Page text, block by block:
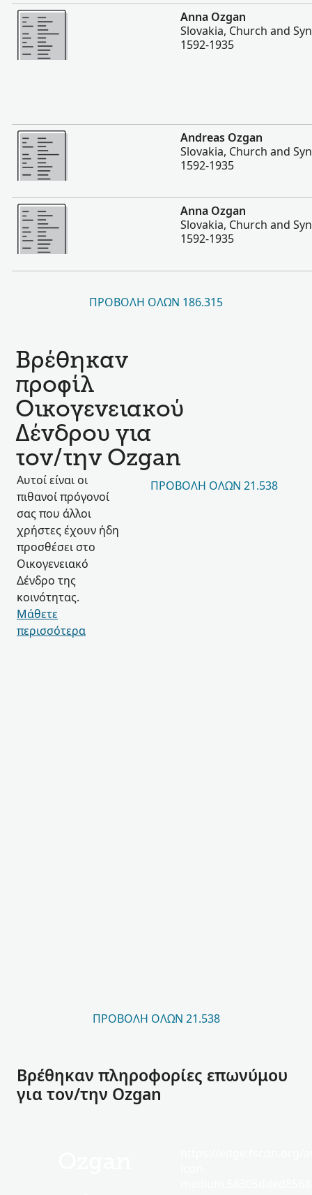
Περισσότερα
Anna Ozgan
Slovakia, Church and
1592-1935
Περισσότερα
Andreas Ozgan
Slovakia, Church and
1592-1935
Περισσότερα
Anna Ozgan
Slovakia, Church and
1592-1935
ΠΡΟΒΟΛΉ ΌΛΩΝ 186.315
Βρέθηκαν
προφίλ
Οικογενειακού
Δένδρου για
τον/την Ozgan
Αυτοί είναι οι
πιθανοί πρόγονοί
σας που άλλοι
χρήστες έχουν ήδη
προσθέσει στο
Οικογενειακό
Δένδρο της
κοινότητας.
Μάθετε
περισσότερα
ΠΡΟΒΟΛΉ ΌΛΩΝ 21.538
ΠΡΟΒΟΛΉ ΌΛΩΝ 21.538
Βρέθηκαν πληροφορίες επωνύμου
για τον/την Ozgan